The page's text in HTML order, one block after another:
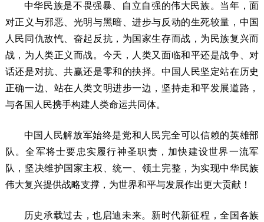
中华民族是不畏强暴、自立自强的伟大民族。当年，面
对正义与邪恶、光明与黑暗、进步与反动的生死较量，中国
人民同仇敌忾、奋起反抗，为国家生存而战，为民族复兴而
战，为人类正义而战。今天，人类又面临和平还是战争、对
话还是对抗、共赢还是零和的抉择。中国人民坚定站在历史
正确一边、站在人类文明进步一边，坚持走和平发展道路，
与各国人民携手构建人类命运共同体。
中国人民解放军始终是党和人民完全可以信赖的英雄部
队。全军将士要忠实履行神圣职责，加快建设世界一流军
队，坚决维护国家主权、统一、领土完整，为实现中华民族
伟大复兴提供战略支撑，为世界和平与发展作出更大贡献！
历史承载过去，也启迪未来。新时代新征程，全国各族